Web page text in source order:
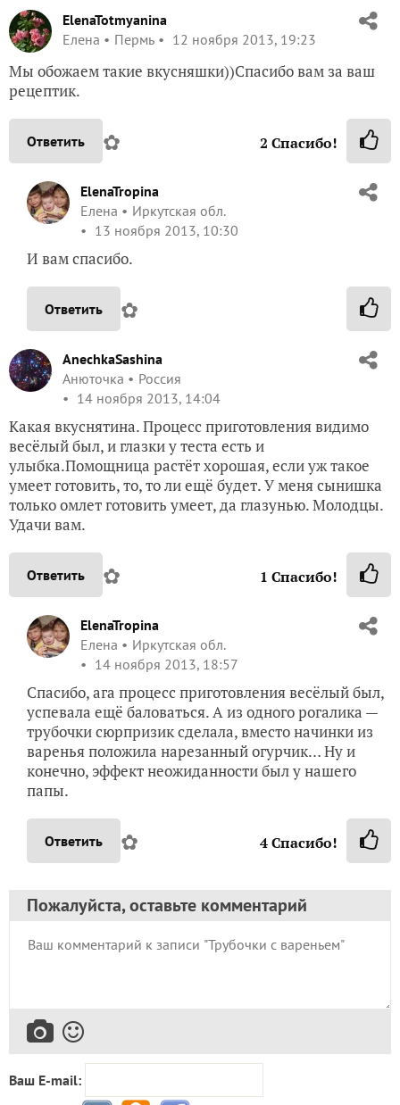
ElenaTotmyanina
Елена
Пермь 12 ноября 2013, 19:23
Мы обожаем такие вкусняшки))Спасибо вам за ваш
рецептик.
Ответить ✿ 2 Спасибо!
ElenaTropina
Елена
Иркутская обл.
13 ноября 2013, 10:30
И вам спасибо.
Ответить ✿
AnechkaSashina
Анюточка
Россия
14 ноября 2013, 14:04
Какая вкуснятина. Процесс приготовления видимо
весёлый был, и глазки у теста есть и
улыбка.Помощница растёт хорошая, если уж такое
умеет готовить, то, то ли ещё будет. У меня сынишка
только омлет готовить умеет, да глазунью. Молодцы.
Удачи вам.
Ответить ✿ 1 Спасибо!
ElenaTropina
Елена
Иркутская обл.
14 ноября 2013, 18:57
Спасибо, ага процесс приготовления весёлый был,
успевала ещё баловаться. А из одного рогалика —
трубочки сюрпризик сделала, вместо начинки из
варенья положила нарезанный огурчик… Ну и
конечно, эффект неожиданности был у нашего
папы.
Ответить ✿ 4Спасибо!
Пожалуйста, оставьте комментарий
Ваш E-mail: